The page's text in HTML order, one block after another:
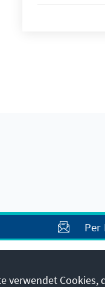
Per
verwendet Cookies,